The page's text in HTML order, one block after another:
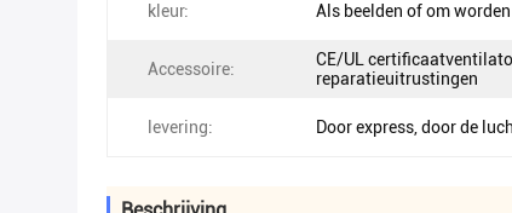
kleur: Als beelden of om
Accessoire:
CE/UL
reparatieuitrustingen
levering: Door express, door de